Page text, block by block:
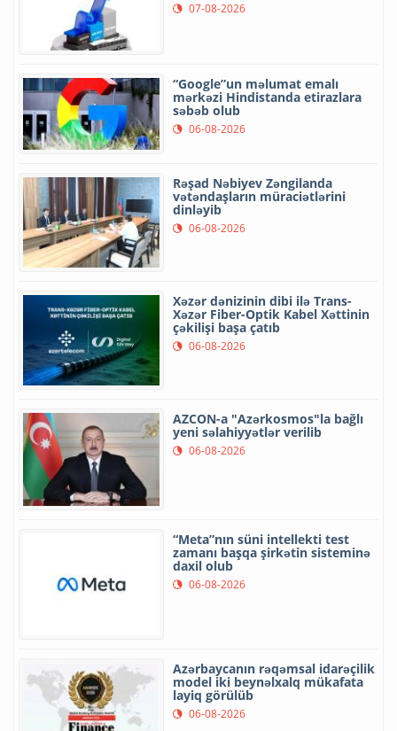
07-08-2026
“Google”un məlumat emalı
mərkəzi Hindistanda etirazlara
səbəb olub
06-08-2026
Rəşad Nəbiyev Zəngilanda
vətəndaşların müraciətlərini
dinləyib
06-08-2026
Xəzər dənizinin dibi ilə Trans-
Xəzər Fiber-Optik Kabel Xəttinin
çəkilişi başa çatıb
06-08-2026
AZCON-a "Azərkosmos"la bağlı
yeni səlahiyyətlər verilib
06-08-2026
“Meta”nın süni intellekti test
zamanı başqa şirkətin sisteminə
daxil olub
06-08-2026
Azərbaycanın rəqəmsal idarəçilik
model iki beynəlxalq mükafata
layiq görülüb
06-08-2026